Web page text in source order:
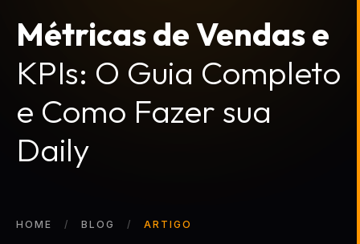
Métricas de Vendas e
KPIs: O Guia Completo
e Como Fazer sua
Daily
HOME BLOG ARTIGO